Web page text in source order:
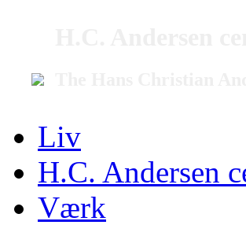
Liv
H.C. Andersen
Værk